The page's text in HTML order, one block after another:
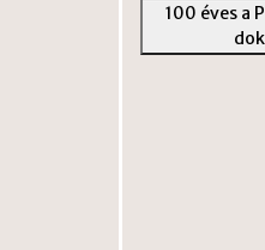
100 éves a